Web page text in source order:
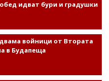
идват бури и градушки
войници от Втората
в Будапеща